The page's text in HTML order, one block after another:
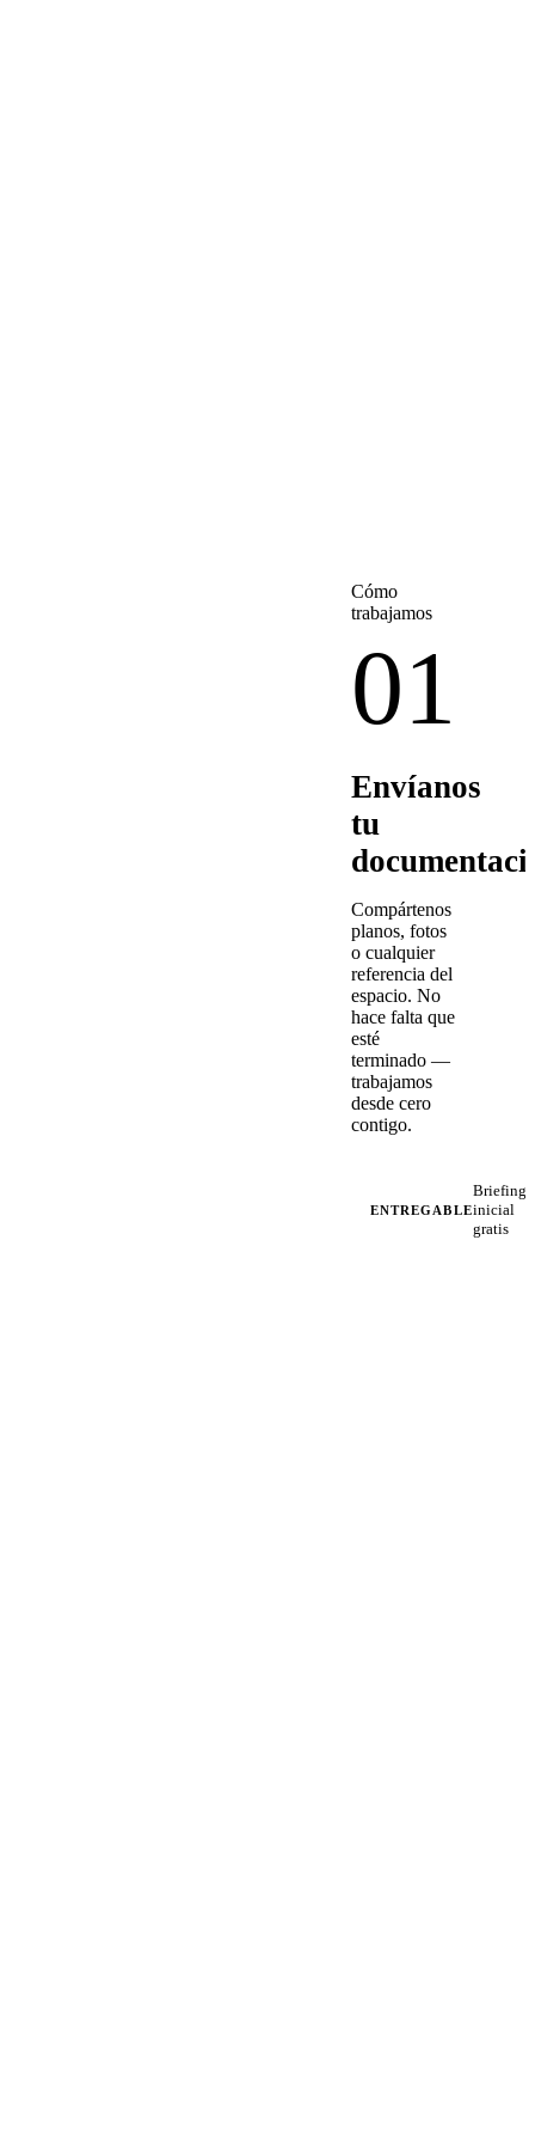
Cómo
trabajamos
01
Envíanos
tu
Compártenos
planos, fotos
o cualquier
referencia del
espacio. No
hace falta que
esté
terminado —
trabajamos
desde cero
contigo.
ENTREGABLE
Briefing
inicial
gratis